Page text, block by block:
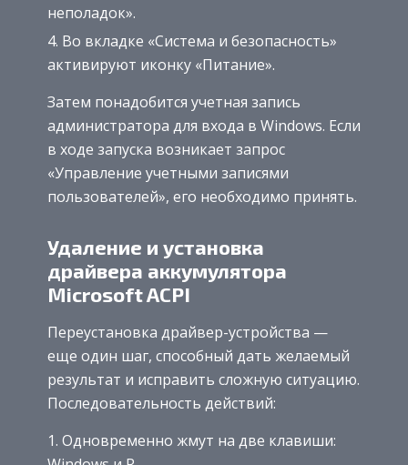
неполадок».
Во вкладке «Система и безопасность»
активируют иконку «Питание».
Затем понадобится учетная запись
администратора для входа в Windows. Если
в ходе запуска возникает запрос
«Управление учетными записями
пользователей», его необходимо принять.
Удаление и установка
драйвера аккумулятора
Microsoft ACPI
Переустановка драйвер-устройства —
еще один шаг, способный дать желаемый
результат и исправить сложную ситуацию.
Последовательность действий:
Одновременно жмут на две клавиши: